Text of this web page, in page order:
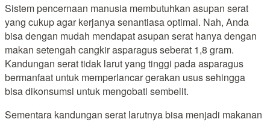
Sistem pencernaan manusia membutuhkan asupan serat
yang cukup agar kerjanya senantiasa optimal. Nah, Anda
bisa dengan mudah mendapat asupan serat hanya dengan
makan setengah cangkir asparagus seberat 1,8 gram.
Kandungan serat tidak larut yang tinggi pada asparagus
bermanfaat untuk memperlancar gerakan usus sehingga
bisa dikonsumsi untuk mengobati sembelit.
Sementara kandungan serat larutnya bisa menjadi makanan